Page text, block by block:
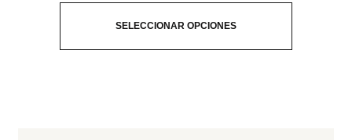
SELECCIONAR OPCIONES